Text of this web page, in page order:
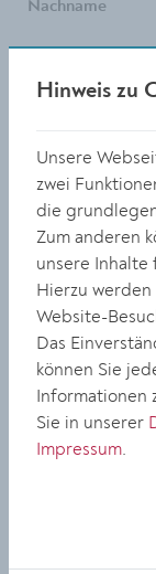
Nachname
Kultur-
Hier geht's
Art &
Hinweis zu
Unsere
zwei
die
Zum anderen
unsere Inhalte
Hierzu
Website-
Das
können Sie
Informationen
Sie in unserer
Impressum.